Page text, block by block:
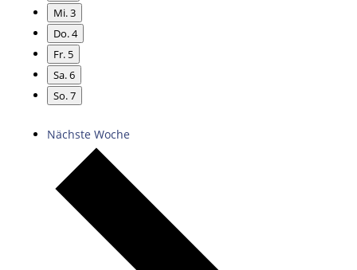
Mi.3
Do.4
Fr. 5
Sa.6
So.7
Nächste Woche